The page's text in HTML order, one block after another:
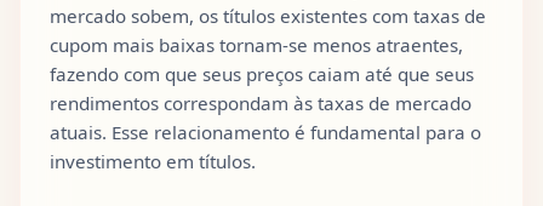
mercado sobem, os títulos existentes com taxas de
cupom mais baixas tornam-se menos atraentes,
fazendo com que seus preços caiam até que seus
rendimentos correspondam às taxas de mercado
atuais. Esse relacionamento é fundamental para o
investimento em títulos.